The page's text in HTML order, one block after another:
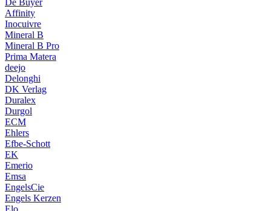
De Buyer
Affinity
Inocuivre
Mineral B
Mineral B Pro
Prima Matera
deejo
Delonghi
DK Verlag
Duralex
Durgol
ECM
Ehlers
Efbe-Schott
EK
Emerio
Emsa
EngelsCie
Engels Kerzen
Elo